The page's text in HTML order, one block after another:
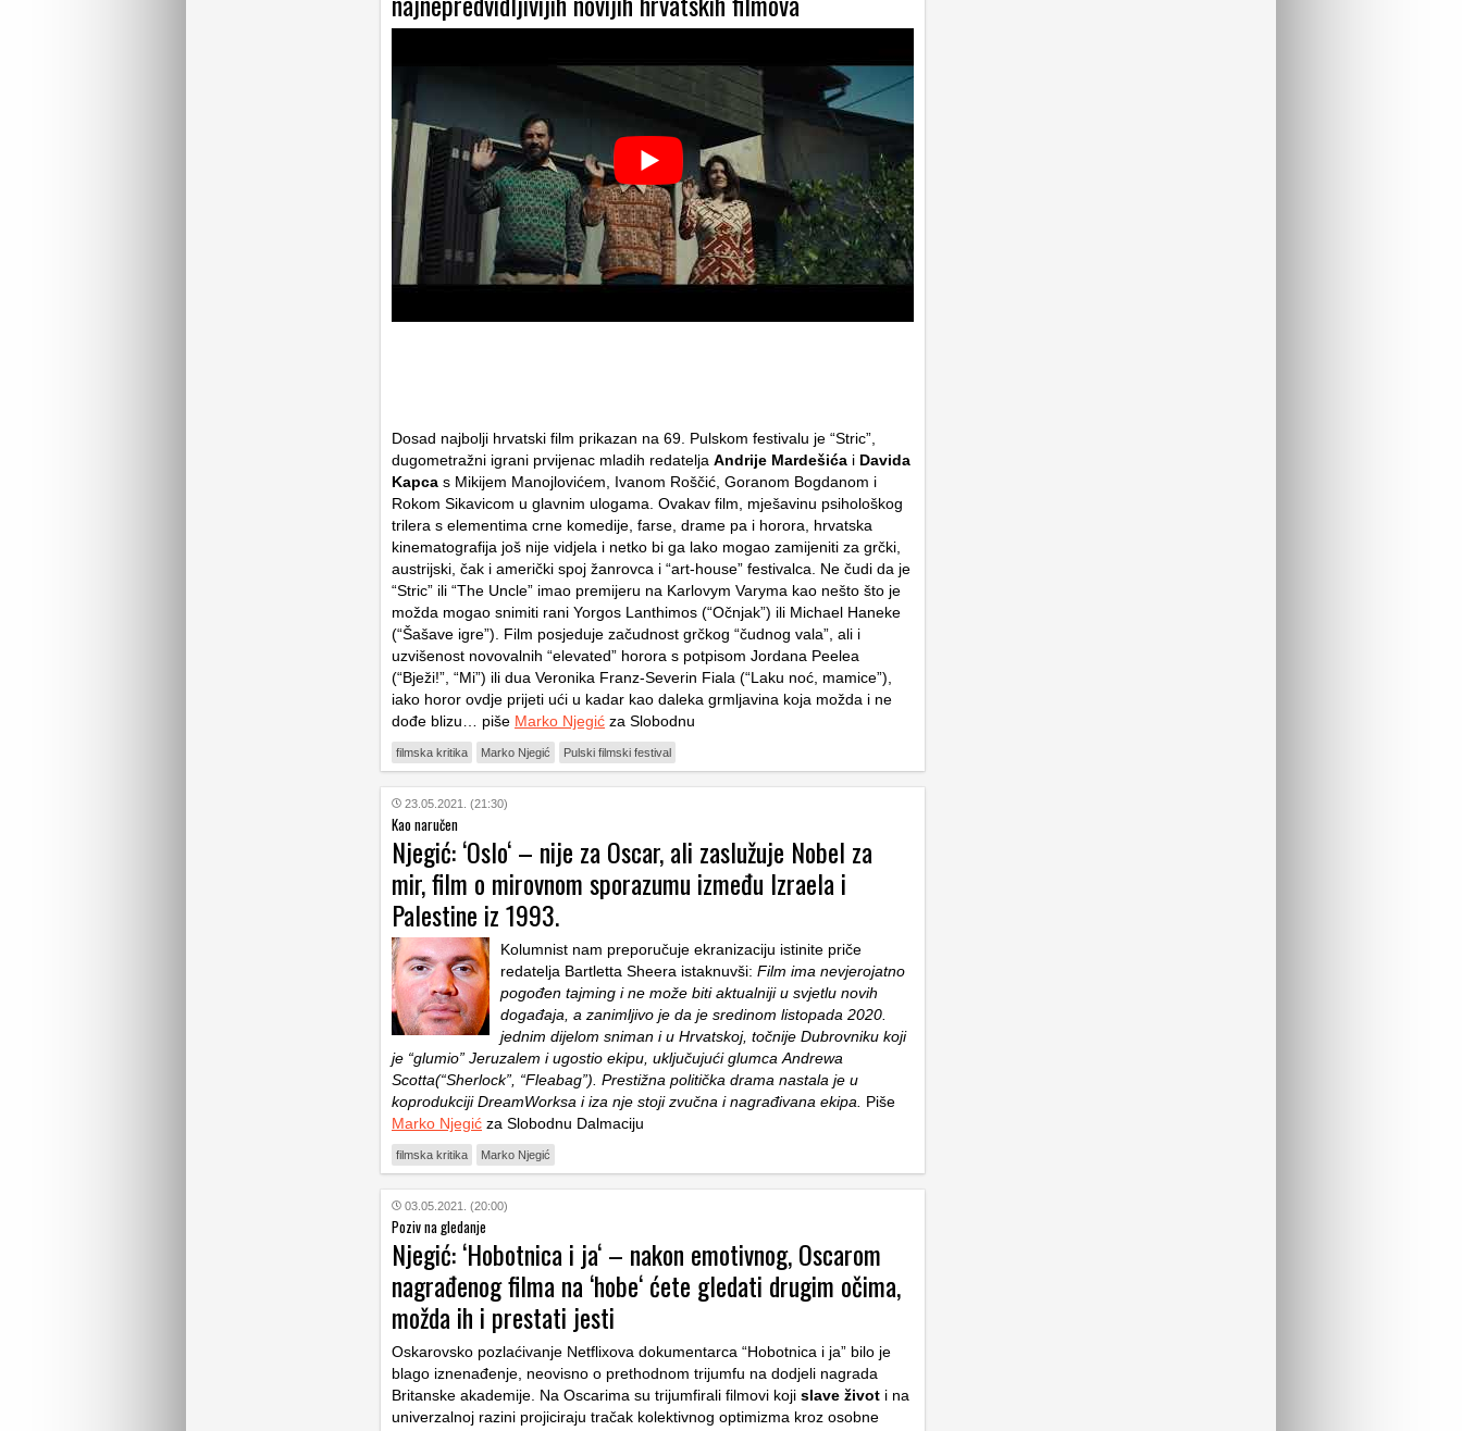
Dosad najbolji hrvatski film prikazan na 69. Pulskom festivalu je “Stric”,
dugometražni igrani prvijenac mladih redatelja Andrije Mardešića i Davida
Kapca s Mikijem Manojlovićem, Ivanom Roščić, Goranom Bogdanom i
Rokom Sikavicom u glavnim ulogama. Ovakav film, mješavinu psihološkog
trilera s elementima crne komedije, farse, drame pa i horora, hrvatska
kinematografija još nije vidjela i netko bi ga lako mogao zamijeniti za grčki,
austrijski, čak i američki spoj žanrovca i “art-house” festivalca. Ne čudi da je
“Stric” ili “The Uncle” imao premijeru na Karlovym Varyma kao nešto što je
možda mogao snimiti rani Yorgos Lanthimos (“Očnjak”) ili Michael Haneke
(“Šašave igre”). Film posjeduje začudnost grčkog “čudnog vala”, ali i
uzvišenost novovalnih “elevated” horora s potpisom Jordana Peelea
(“Bježi!”, “Mi”) ili dua Veronika Franz-Severin Fiala (“Laku noć, mamice”),
iako horor ovdje prijeti ući u kadar kao daleka grmljavina koja možda i ne
dođe blizu… piše Marko Njegić za Slobodnu
filmska kritika Marko Njegić Pulski filmski festival
23.05.2021. (21:30)
Kao naručen
Njegić: ‘Oslo‘ – nije za Oscar, ali zaslužuje Nobel za
mir, film o mirovnom sporazumu između Izraela i
Palestine iz 1993.
Kolumnist nam preporučuje ekranizaciju istinite priče
redatelja Bartletta Sheera istaknuvši: Film ima nevjerojatno
pogođen tajming i ne može biti aktualniji u svjetlu novih
događaja, a zanimljivo je da je sredinom listopada 2020.
jednim dijelom sniman i u Hrvatskoj, točnije Dubrovniku koji
je “glumio” Jeruzalem i ugostio ekipu, uključujući glumca Andrewa
Scotta(“Sherlock”, “Fleabag”). Prestižna politička drama nastala je u
koprodukciji DreamWorksa i iza nje stoji zvučna i nagrađivana ekipa. Piše
Marko Njegić za Slobodnu Dalmaciju
filmska kritika Marko Njegić
03.05.2021. (20:00)
Poziv na gledanje
Njegić: ‘Hobotnica i ja‘ – nakon emotivnog, Oscarom
nagrađenog filma na ‘hobe‘ ćete gledati drugim očima,
možda ih i prestati jesti
Oskarovsko pozlaćivanje Netflixova dokumentarca “Hobotnica i ja” bilo je
blago iznenađenje, neovisno o prethodnom trijumfu na dodjeli nagrada
Britanske akademije. Na Oscarima su trijumfirali filmovi koji slave život i na
univerzalnoj razini projiciraju tračak kolektivnog optimizma kroz osobne